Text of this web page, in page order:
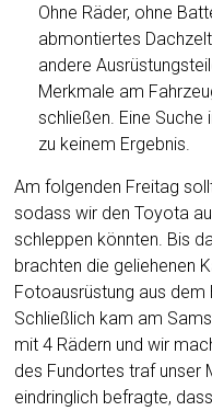
Ohne Räder, ohne
abmontiertes
andere
Merkmale am
schließen. Eine Suche
zu keinem Ergebnis.
Am folgenden Freitag
sodass wir den Toyota
schleppen könnten. Bis
brachten die geliehenen
Fotoausrüstung aus dem
Schließlich kam am
mit 4 Rädern und wir
des Fundortes traf unser
eindringlich befragte,